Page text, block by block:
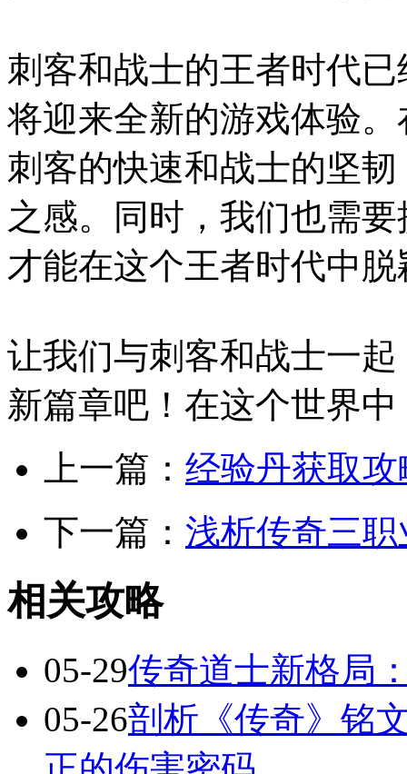
刺客和战士的王者时代
将迎来全新的游戏体验
刺客的快速和战士的坚
之感。同时，我们也需
才能在这个王者时代中
让我们与刺客和战士一
新篇章吧！在这个世界
上一篇： 经验丹获取
下一篇： 浅析传奇三
相关攻略
05-29传奇道士新格局
05-26剖析《传奇》铭